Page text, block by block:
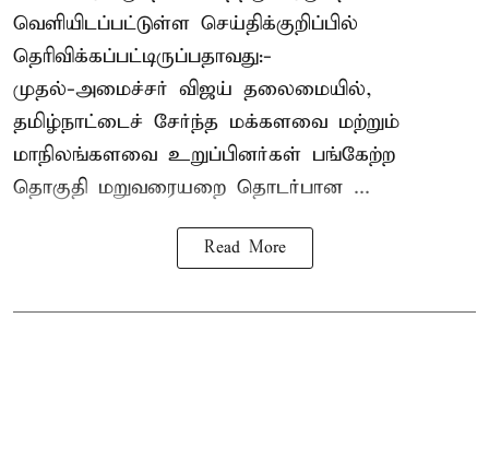
வெளியிடப்பட்டுள்ள செய்திக்குறிப்பில்
தெரிவிக்கப்பட்டிருப்பதாவது:-
முதல்-அமைச்சர் விஜய் தலைமையில்,
தமிழ்நாட்டைச் சேர்ந்த மக்களவை மற்றும்
மாநிலங்களவை உறுப்பினர்கள் பங்கேற்ற
தொகுதி மறுவரையறை தொடர்பான ...
Read More